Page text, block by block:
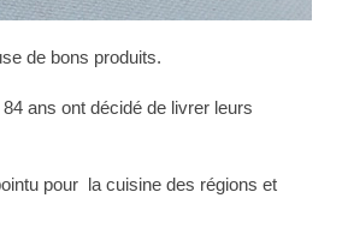
de bons produits.
ans ont décidé de livrer leurs
pour la cuisine des régions et